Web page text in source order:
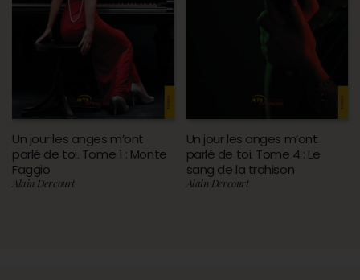
Un jour les anges m’ont
parlé de toi. Tome 1 : Monte
Faggio
Alain Dercourt
Un jour les anges m’ont
parlé de toi. Tome 4 : Le
sang de la trahison
Alain Dercourt